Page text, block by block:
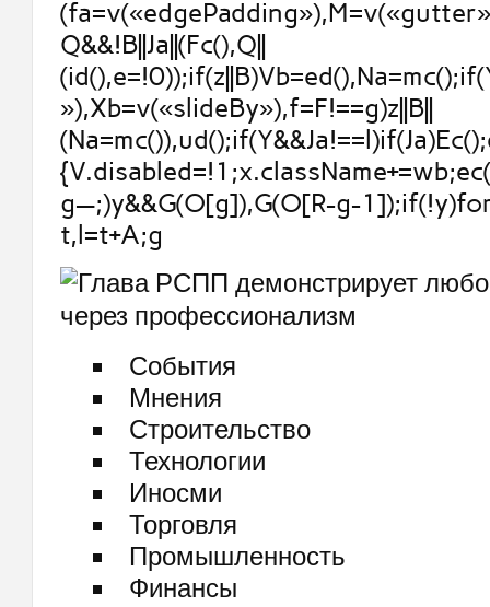
Q&&!B||Ja||(Fc(),Q||
»),Xb=v(«slideBy»),f=F!==g)z||B||
g—;)y&&G(O[g]),G(O[R-g-
t,l=t+A;g
События
Мнения
Строительство
Технологии
Иносми
Торговля
Промышленность
Финансы